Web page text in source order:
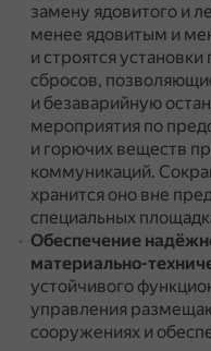
замену ядовитого и
менее ядовитым и
и строятся
сбросов,
и безаварийную
мероприятия по
и горючих веществ
коммуникаций.
хранится оно вне
специальных
Обеспечение
материально-
устойчивого
управления
сооружениях и